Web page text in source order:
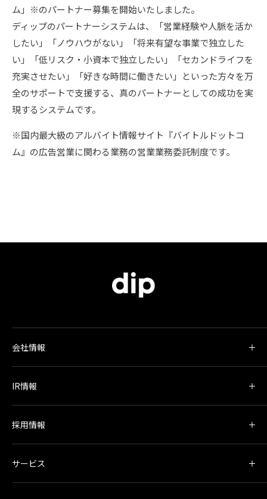
ム」※のパートナー募集を開始いたしました。
ディップのパートナーシステムは、「営業経験や人脈を活か
したい」「ノウハウがない」「将来有望な事業で独立した
い」「低リスク・小資本で独立したい」「セカンドライフを
充実させたい」「好きな時間に働きたい」といった方々を万
全のサポートで支援する、真のパートナーとしての成功を実
現するシステムです。
※国内最大級のアルバイト情報サイト『バイトルドットコ
ム』の広告営業に関わる業務の営業業務委託制度です。
会社情報
IR情報
採用情報
サービス